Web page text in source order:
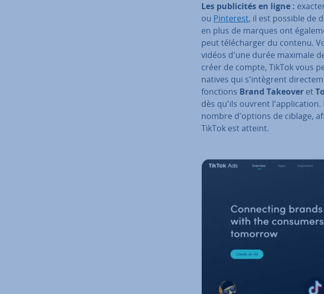
Les pu­bli­ci­tés en ligne :
ou Pinterest, il est possible de
en plus de marques ont
peut té­lé­char­ger du contenu.
vidéos d'une durée maximale
créer de compte, TikTok vous
natives qui s'in­tègrent
fonctions Brand Takeover et
dès qu'ils ouvrent
nombre d'options de ciblage,
TikTok est atteint.